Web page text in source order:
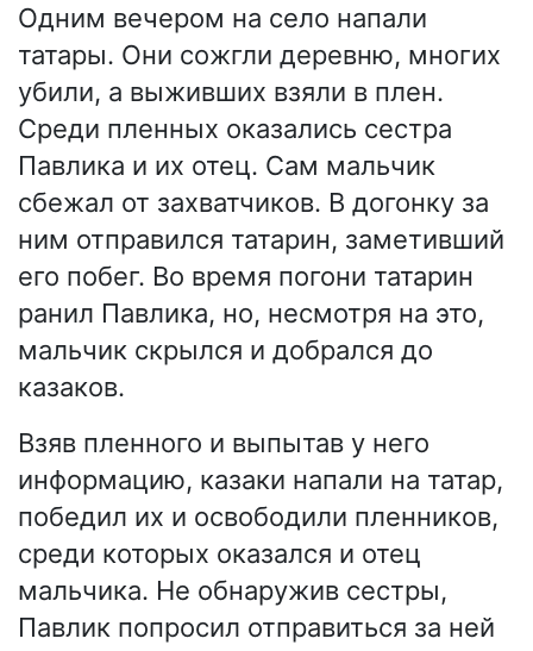
Одним вечером на село напали
татары. Они сожгли деревню, многих
убили, а выживших взяли в плен.
Среди пленных оказались сестра
Павлика и их отец. Сам мальчик
сбежал от захватчиков. В догонку за
ним отправился татарин, заметивший
его побег. Во время погони татарин
ранил Павлика, но, несмотря на это,
мальчик скрылся и добрался до
казаков.
Взяв пленного и выпытав у него
информацию, казаки напали на татар,
победил их и освободили пленников,
среди которых оказался и отец
мальчика. Не обнаружив сестры,
Павлик попросил отправиться за ней